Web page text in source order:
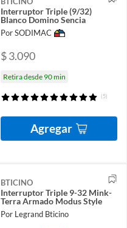
Interruptor Triple (9/32)
Blanco Domino Sencia
Por SODIMAC
$ 3.090
Retira desde 90 min
(5)
Agregar
BTICINO
Interruptor Triple 9-32 Mink-
Terra Armado Modus Style
Por Legrand Bticino